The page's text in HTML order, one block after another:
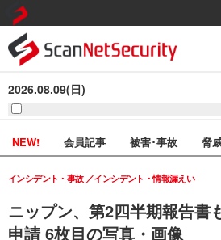
2026.08.09(日)
NEW! 会員記事 被害･事故 脅
ニップン、第2四半期報告書
申請 6枚目の写真・画像
インシデント・事故 インシデント・情報漏えい